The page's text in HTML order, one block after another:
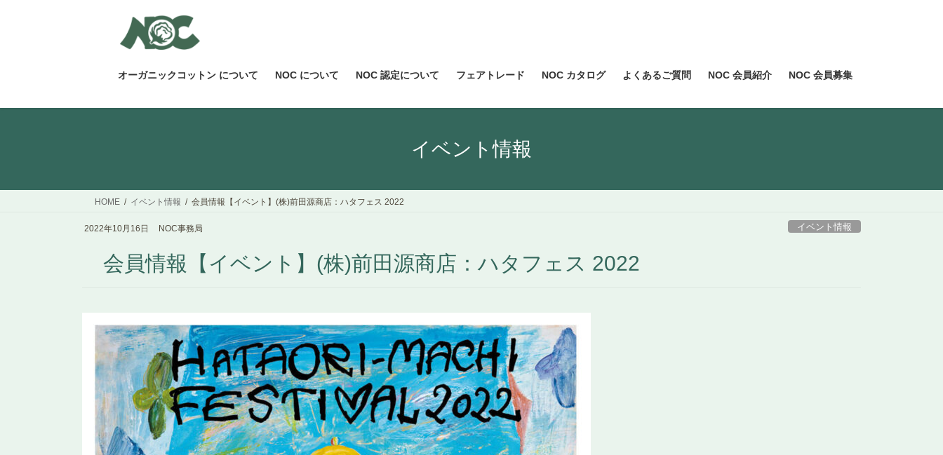
ス
ン
オーガニックコットン について NOC について NOC 認定について フェアトレード NOC カタログ よくあるご質問 NOC 会員紹介 NOC 会員募集
イベント情報
HOME イベント情報 会員情報【イベント】(株)前田源商店：ハタフェス 2022
2022年10月16日 NOC事務局 イベント情報
会員情報【イベント】(株)前田源商店：ハタフェス 2022